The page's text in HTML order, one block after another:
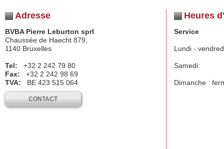
Adresse
BVBA Pierre Leburton sprl
Chaussée de Haecht 879,
1140 Bruxelles
Tel: +32 2 242 79 80
Fax: +32 2 242 98 69
TVA: BE 423 515 064
CONTACT
Heures
Service
Lundi -
Samedi:
Dimanche :